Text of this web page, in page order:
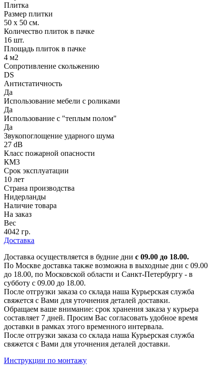
Плитка
Размер плитки
50 х 50 см.
Количество плиток в пачке
16 шт.
Площадь плиток в пачке
4 м2
Сопротивление скольжению
DS
Антистатичность
Да
Использование мебели с роликами
Да
Использование с "теплым полом"
Да
Звукопоглощение ударного шума
27 dB
Класс пожарной опасности
КМ3
Срок эксплуатации
10 лет
Страна производства
Нидерланды
Наличие товара
На заказ
Вес
4042 гр.
Доставка
Доставка осуществляется в будние дни с 09.00 до 18.00.
По Москве доставка также возможна в выходные дни с 09.00
до 18.00, по Московской области и Санкт-Петербургу - в
субботу с 09.00 до 18.00.
После отгрузки заказа со склада наша Курьерская служба
свяжется с Вами для уточнения деталей доставки.
Обращаем ваше внимание: срок хранения заказа у курьера
составляет 7 дней. Просим Вас согласовать удобное время
доставки в рамках этого временного интервала.
После отгрузки заказа со склада наша Курьерская служба
свяжется с Вами для уточнения деталей доставки.
Инструкции по монтажу